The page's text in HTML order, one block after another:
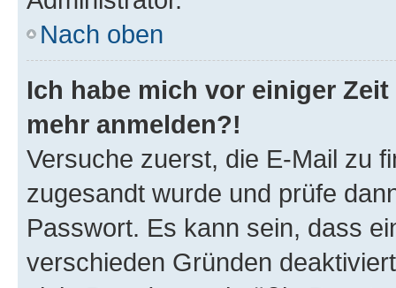
Nach oben
Ich habe mich vor einiger
mehr anmelden?!
Versuche zuerst, die E-Mail zu
zugesandt wurde und prüfe
Passwort. Es kann sein, dass
verschieden Gründen